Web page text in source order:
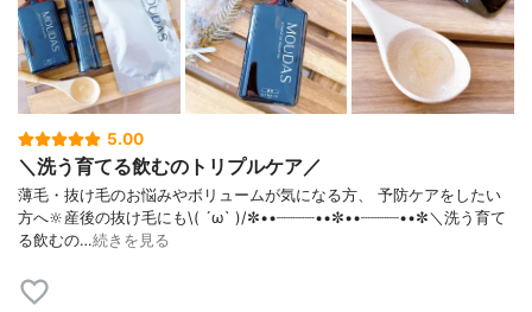
5.00
＼洗う育てる飲むのトリプルケア／
薄毛・抜け毛のお悩みやボリュームが気になる方、 予防ケアをしたい
方へ🔆産後の抜け毛にも\( ´ω` )/✼••┈┈┈┈••✼••┈┈┈┈••✼＼洗う育て
る飲むの…続きを見る